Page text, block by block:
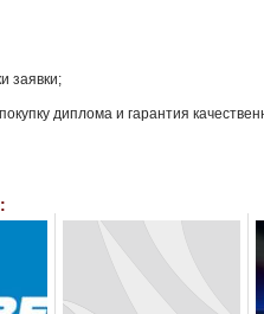
заявки;
диплома и гарантия